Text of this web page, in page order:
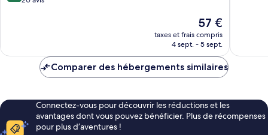
Le
nouveau
prix
de
57 €
taxes et frais compris
4 sept. - 5 sept.
Comparer des hébergements similaires
Connectez-vous pour découvrir les réductions et les
avantages dont vous pouvez bénéficier. Plus de récompenses
pour plus d’aventures !